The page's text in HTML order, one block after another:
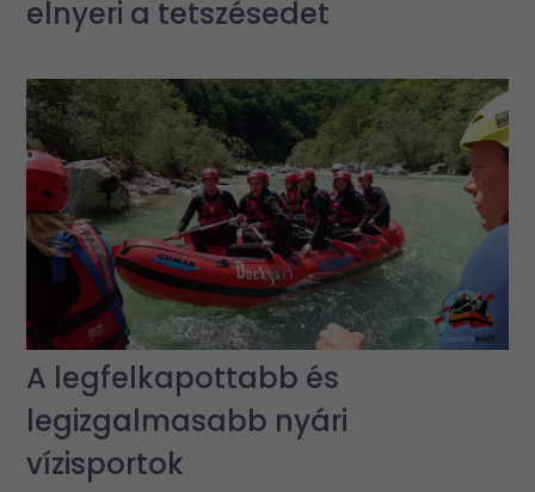
elnyeri a tetszésedet
A legfelkapottabb és
legizgalmasabb nyári
vízisportok